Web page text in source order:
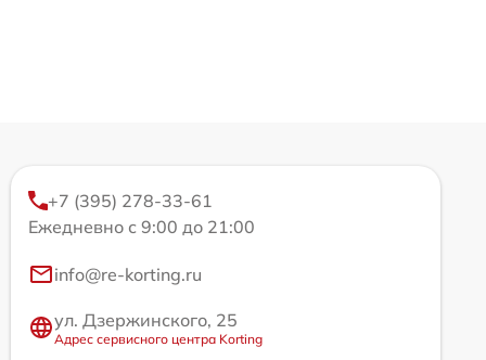
+7 (395) 278-33-61
Ежедневно с 9:00 до 21:00
info@re-korting.ru
ул. Дзержинского, 25
Адрес сервисного центра Korting